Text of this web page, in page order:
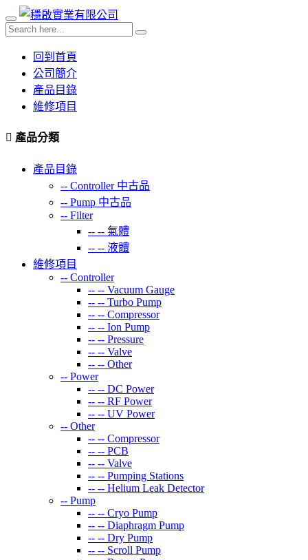
回到首頁
公司簡介
產品目錄
維修項目
產品分類
產品目錄
-- Controller 中古品
-- Pump 中古品
-- Filter
-- -- 氣體
-- -- 液體
維修項目
-- Controller
-- -- Vacuum Gauge
-- -- Turbo Pump
-- -- Compressor
-- -- Ion Pump
-- -- Pressure
-- -- Valve
-- -- Other
-- Power
-- -- DC Power
-- -- RF Power
-- -- UV Power
-- Other
-- -- Compressor
-- -- PCB
-- -- Valve
-- -- Pumping Stations
-- -- Helium Leak Detector
-- Pump
-- -- Cryo Pump
-- -- Diaphragm Pump
-- -- Dry Pump
-- -- Scroll Pump